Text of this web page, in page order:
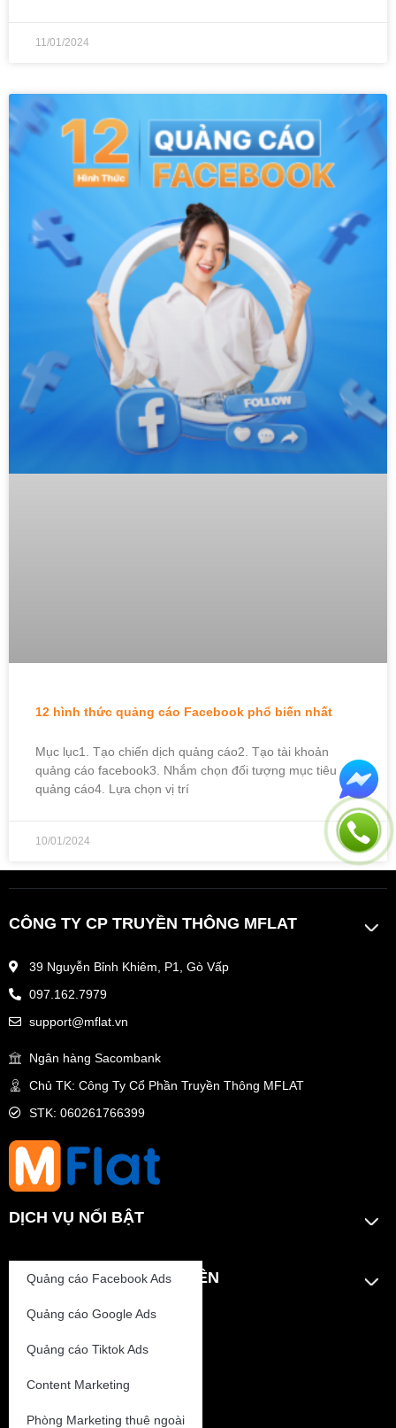
11/01/2024
12 hình thức quảng cáo Facebook phổ biến nhất
Mục lục1. Tạo chiến dịch quảng cáo2. Tạo tài khoản
quảng cáo facebook3. Nhắm chọn đối tượng mục tiêu
quảng cáo4. Lựa chọn vị trí
10/01/2024
CÔNG TY CP TRUYỀN THÔNG MFLAT
39 Nguyễn Bỉnh Khiêm, P1, Gò Vấp
097.162.7979
support@mflat.vn
Ngân hàng Sacombank
Chủ TK: Công Ty Cổ Phần Truyền Thông MFLAT
STK: 060261766399
DỊCH VỤ NỔI BẬT
Quảng cáo Facebook Ads
Quảng cáo Google Ads
Quảng cáo Tiktok Ads
Content Marketing
Phòng Marketing thuê ngoài
KẾT NỐI VỚI CHUYÊN VIÊN
0909 524 890 | Duy Anh
0909 472 890 | Kim Dung